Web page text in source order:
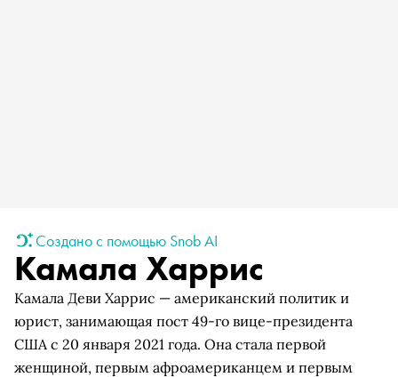
Создано с помощью Snob AI
Камала Харрис
Камала Деви Харрис — американский политик и
юрист, занимающая пост 49-го вице-президента
США с 20 января 2021 года. Она стала первой
женщиной, первым афроамериканцем и первым